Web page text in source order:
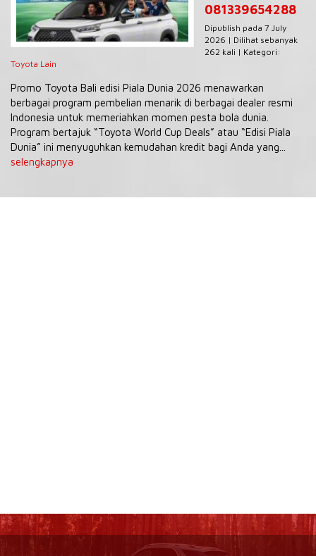
081339654288
Dipublish pada 7 July
2026 | Dilihat sebanyak
262 kali | Kategori:
Toyota Lain
Promo Toyota Bali edisi Piala Dunia 2026 menawarkan
berbagai program pembelian menarik di berbagai dealer resmi
Indonesia untuk memeriahkan momen pesta bola dunia.
Program bertajuk “Toyota World Cup Deals” atau “Edisi Piala
Dunia” ini menyuguhkan kemudahan kredit bagi Anda yang...
selengkapnya